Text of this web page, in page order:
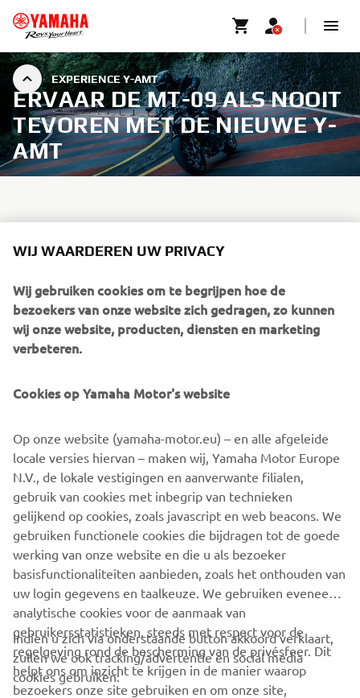
EXPERIENCE Y-AMT
ERVAAR DE MT-09 ALS NOOIT
TEVOREN MET DE NIEUWE Y-
AMT
Elke stap in onze technologische ontwikkeling is erop
bieden, die nog verslavender is en je nog meer voldoening
geeft. De nieuwe
Yamaha Automated Manual
Transmission
(Y-AMT) is klaar om dat gevoel verder te
brengen, en is het begin van een nieuw tijdperk met
SORRY! DIT EVENEMENT IS
AFGESLOTEN.
Bezoek onze website om te zien wanneer de volgende
evenementen plaatsvinden.
GA NAAR EVENEMENTENAGENDA
CORPORATE
WIJ WAARDEREN UW PRIVACY
Wij gebruiken cookies om te begrijpen hoe de
bezoekers van onze website zich gedragen, zo kunnen
wij onze website, producten, diensten en marketing
verbeteren.
Cookies op Yamaha Motor's website
Op onze website (yamaha-motor.eu) – en alle afgeleide
locale versies hiervan – maken wij, Yamaha Motor Europe
N.V., de lokale vestigingen en aanverwante filialen,
gebruik van cookies met inbegrip van technieken
gelijkend op cookies, zoals javascript en web beacons. We
gebruiken functionele cookies die bijdragen tot de goede
werking van onze website en die u als bezoeker
basisfunctionaliteiten aanbieden, zoals het onthouden van
uw login gegevens en taalkeuze. We gebruiken eveneens
analytische cookies voor de aanmaak van
gebruikersstatistieken, steeds met respect voor de
regelgeving rond de bescherming van de privésfeer. Dit
helpt ons om inzicht te krijgen in de manier waarop
bezoekers onze site gebruiken en om onze site,
Indien u zich via onderstaande button akkoord verklaart,
zullen we ook tracking/advertentie en social media
cookies gebruiken: